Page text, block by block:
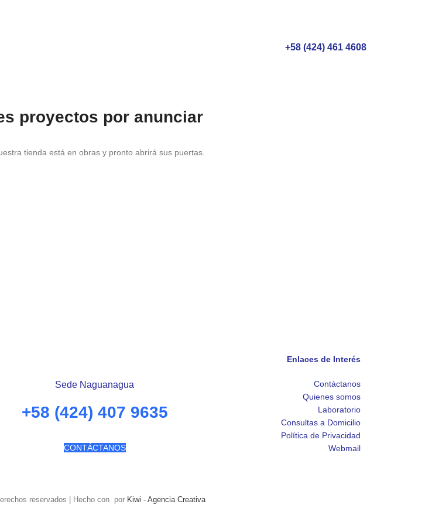
+58 (424) 461 4608
proyectos por anunciar
tienda está en obras y pronto abrirá sus puertas.
Sede Naguanagua
+58 (424) 407 9635
CONTÁCTANOS
Enlaces de Interés
Contáctanos
Quienes somos
Laboratorio
Consultas a Domicilio
Política de Privacidad
Webmail
reservados | Hecho con por Kiwi - Agencia Creativa